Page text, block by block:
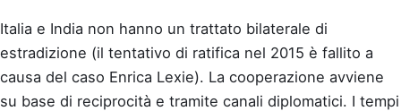
Italia e India non hanno un trattato bilaterale di
estradizione (il tentativo di ratifica nel 2015 è fallito a
causa del caso Enrica Lexie). La cooperazione avviene
su base di reciprocità e tramite canali diplomatici. I tempi